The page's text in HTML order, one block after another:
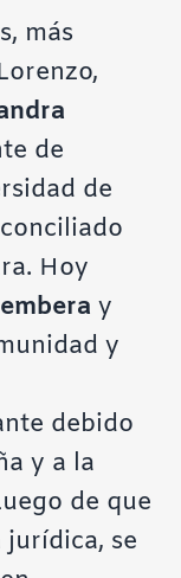
más
de
de
Hoy
embera y
y
debido
y a la
de que
se